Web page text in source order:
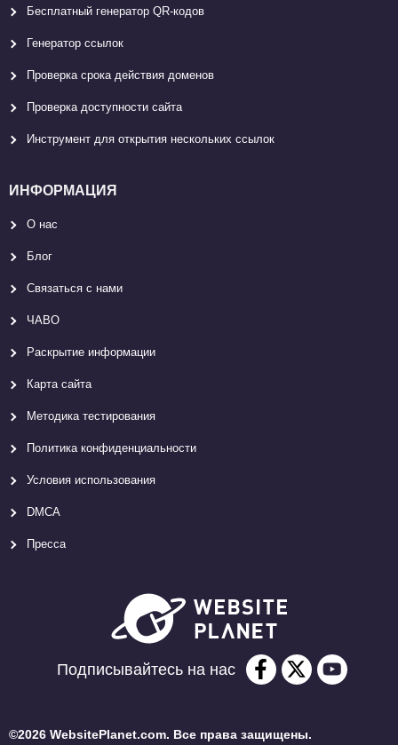
Бесплатный генератор QR-кодов
Генератор ссылок
Проверка срока действия доменов
Проверка доступности сайта
Инструмент для открытия нескольких ссылок
ИНФОРМАЦИЯ
О нас
Блог
Связаться с нами
ЧАВО
Раскрытие информации
Карта сайтa
Методика тестирования
Политика конфиденциальности
Условия использования
DMCA
Пресса
Подписывайтесь на нас
©2026 WebsitePlanet.com. Все права защищены.